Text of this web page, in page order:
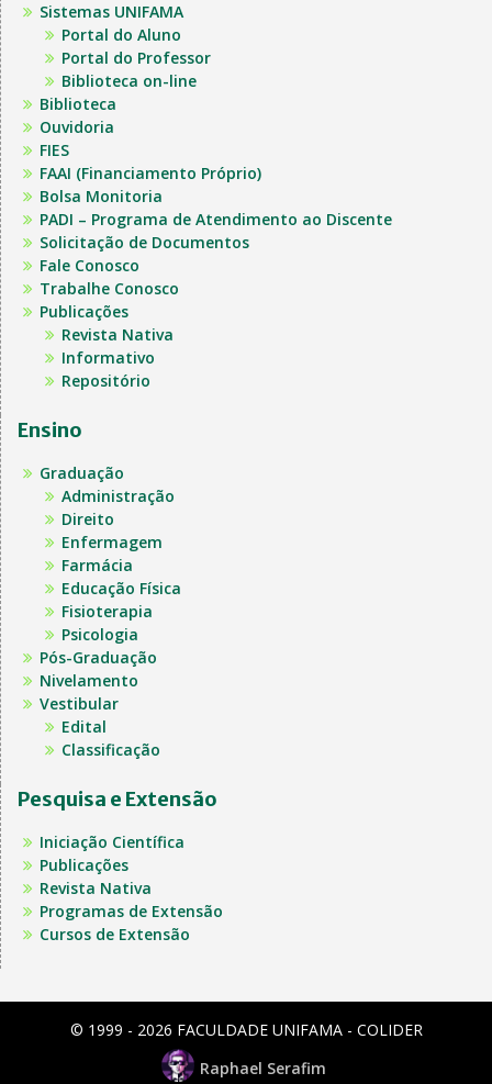
Sistemas UNIFAMA
Portal do Aluno
Portal do Professor
Biblioteca on-line
Biblioteca
Ouvidoria
FIES
FAAI (Financiamento Próprio)
Bolsa Monitoria
PADI – Programa de Atendimento ao Discente
Solicitação de Documentos
Fale Conosco
Trabalhe Conosco
Publicações
Revista Nativa
Informativo
Repositório
Ensino
Graduação
Administração
Direito
Enfermagem
Farmácia
Educação Física
Fisioterapia
Psicologia
Pós-Graduação
Nivelamento
Vestibular
Edital
Classificação
Pesquisa e Extensão
Iniciação Científica
Publicações
Revista Nativa
Programas de Extensão
Cursos de Extensão
© 1999 - 2026 FACULDADE UNIFAMA - COLIDER
Raphael Serafim